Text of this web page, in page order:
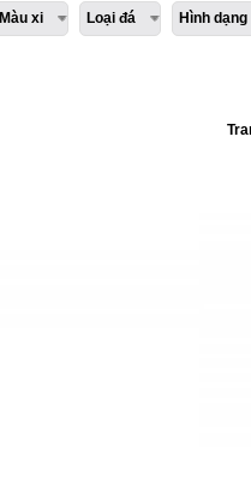
Màu xi Loại đá Hình dạng